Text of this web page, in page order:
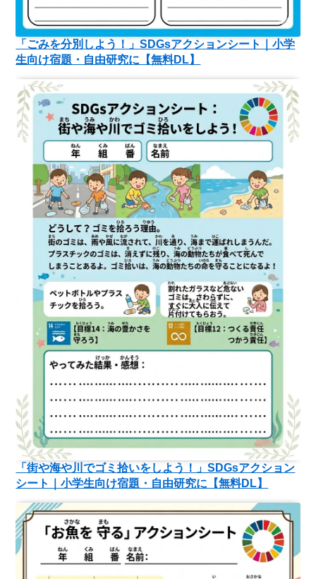
「ごみを分別しよう！」SDGsアクションシート｜小学
生向け宿題・自由研究に【無料DL】
「街や海や川でゴミ拾いをしよう！」SDGsアクション
シート｜小学生向け宿題・自由研究に【無料DL】